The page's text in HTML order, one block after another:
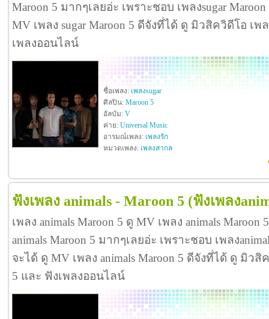
Maroon 5 มากๆเลยอ่ะ เพราะชอบ เพลงsugar
MV เพลง sugar Maroon 5 ดีจังที่ได้ ดู มิวสิควิดีโอ เพ
เพลงออนไลน์
ชื่อเพลง: เพลงsugar
ศิลปิน: Maroon 5
อัลบัม: V
ค่าย: Universal Music
อารมณ์เพลง: เพลงรัก
หมวดเพลง: เพลงสากล
ฟังเพลง animals - Maroon 5 (ฟังเพลง
เพลง animals Maroon 5 ดู MV เพลง animals Maroon
animals Maroon 5 มากๆเลยอ่ะ เพราะชอบ เพลง
จะได้ ดู MV เพลง animals Maroon 5 ดีจังที่ได้ ดู มิวสิ
5 และ ฟังเพลงออนไลน์